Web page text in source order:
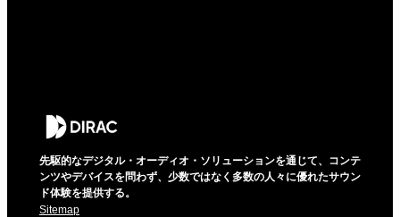
先駆的なデジタル・オーディオ・ソリューションを通じて、コンテ
ンツやデバイスを問わず、少数ではなく多数の人々に優れたサウン
ド体験を提供する。
Sitemap